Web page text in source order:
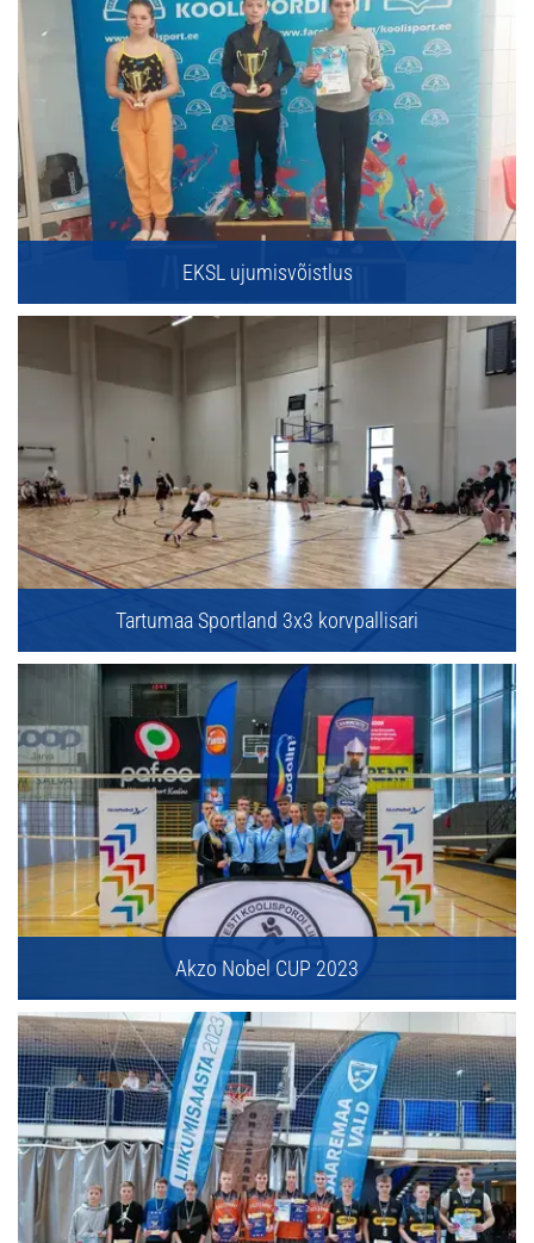
EKSL ujumisvõistlus
Tartumaa Sportland 3x3 korvpallisari
Akzo Nobel CUP 2023